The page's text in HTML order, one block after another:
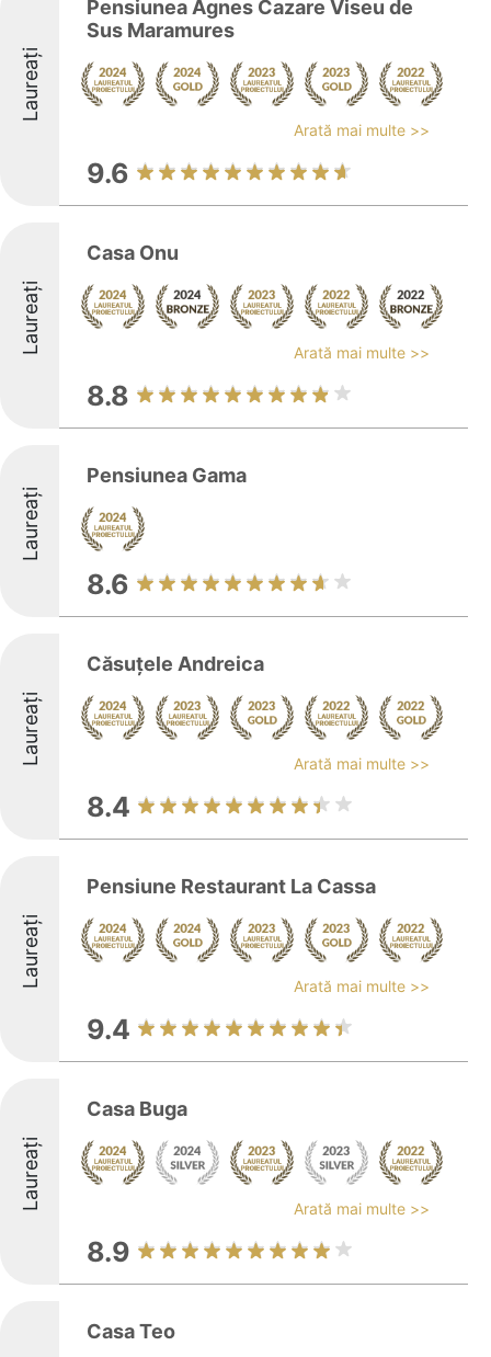
Laureați
Pensiunea Agnes Cazare Viseu de
Sus Maramures
Arată mai multe >>
9.6
Laureați
Casa Onu
Arată mai multe >>
8.8
Laureați
Pensiunea Gama
8.6
Laureați
Căsuțele Andreica
Arată mai multe >>
8.4
Laureați
Pensiune Restaurant La Cassa
Arată mai multe >>
9.4
Laureați
Casa Buga
Arată mai multe >>
8.9
Casa Teo